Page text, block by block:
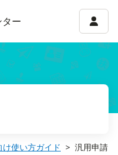
ー アカ
け使い方ガイド 汎用申請